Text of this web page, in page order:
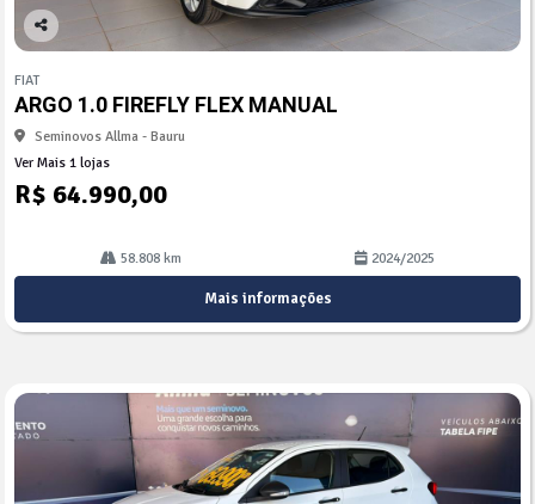
Co
arti
lhe
FIAT
ARGO 1.0 FIREFLY FLEX MANUAL
Seminovos Allma - Bauru
Ver Mais 1 lojas
R$ 64.990,00
58.808 km 2024/2025
Mais informações